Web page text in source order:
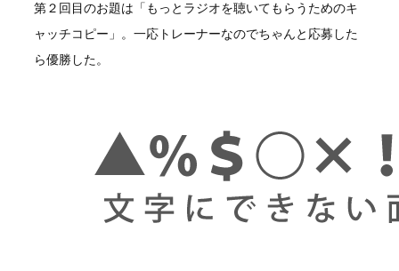
第２回目のお題は「もっとラジオを聴いてもらうためのキ
ャッチコピー」。一応トレーナーなのでちゃんと応募した
ら優勝した。